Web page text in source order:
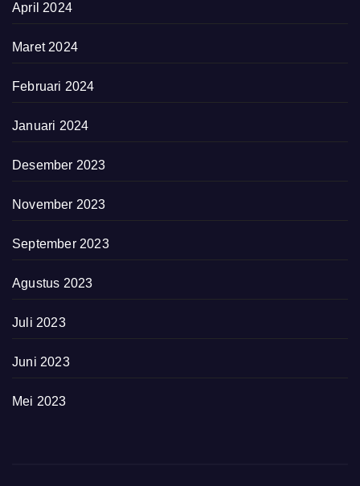
April 2024
Maret 2024
Februari 2024
Januari 2024
Desember 2023
November 2023
September 2023
Agustus 2023
Juli 2023
Juni 2023
Mei 2023